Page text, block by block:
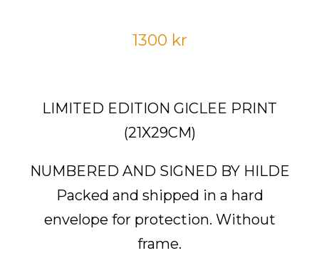
1300 kr
LIMITED EDITION GICLEE PRINT
(21X29CM)
NUMBERED AND SIGNED BY HILDE
Packed and shipped in a hard
envelope for protection. Without
frame.